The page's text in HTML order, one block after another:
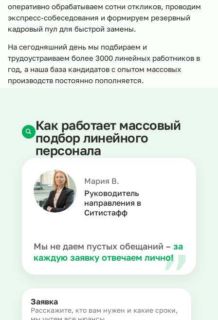
оперативно обрабатываем сотни откликов, проводим
экспресс-собеседования и формируем резервный
кадровый пул для быстрой замены.
На сегодняшний день мы подбираем и
трудоустраиваем более 3000 линейных работников в
год, а наша база кандидатов с опытом массовых
производств постоянно пополняется.
Мария В.
Руководитель
направления в
Ситистафф
Мы не даем пустых обещаний – за
каждую заявку отвечаем лично!
Как работает массовый
подбор линейного
персонала
Заявка
Расскажите, кто вам нужен и какие сроки,